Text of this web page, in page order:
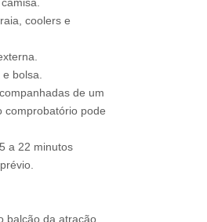
coolers e
bolsa.
de um
comprobatório pode
a 22 minutos
balcão da atração